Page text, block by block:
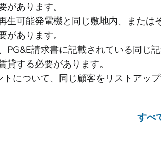
があります。
生可能発電機と同じ敷地内、または
があります。
PG&E請求書に記載されている同じ
貸する必要があります。
トについて、同じ顧客をリストアッ
すべ